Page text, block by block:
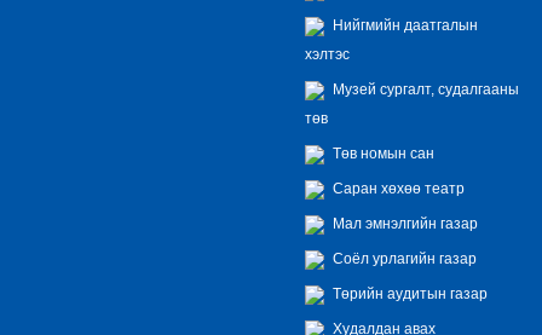
Нийгмийн даатгалын
хэлтэс
Музей сургалт, судалгааны
төв
Төв номын сан
Саран хөхөө театр
Мал эмнэлгийн газар
Соёл урлагийн газар
Төрийн аудитын газар
Худалдан авах